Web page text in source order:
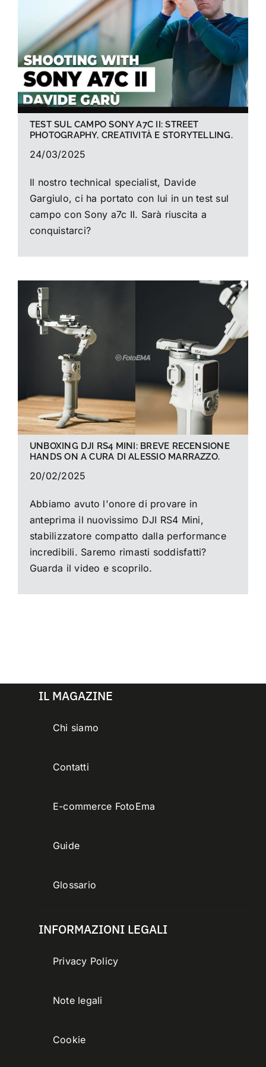
La foto del mese
Guide
Cerca
per:
TEST SUL CAMPO SONY A7C II: STREET
PHOTOGRAPHY, CREATIVITÀ E STORYTELLING.
24/03/2025
Il nostro technical specialist, Davide
Gargiulo, ci ha portato con lui in un test sul
campo con Sony a7c II. Sarà riuscita a
conquistarci?
UNBOXING DJI RS4 MINI: BREVE RECENSIONE
HANDS ON A CURA DI ALESSIO MARRAZZO.
20/02/2025
Abbiamo avuto l'onore di provare in
anteprima il nuovissimo DJI RS4 Mini,
stabilizzatore compatto dalla performance
incredibili. Saremo rimasti soddisfatti?
Guarda il video e scoprilo.
IL MAGAZINE
Chi siamo
Contatti
E-commerce FotoEma
Guide
Glossario
INFORMAZIONI LEGALI
Privacy Policy
Note legali
Cookie